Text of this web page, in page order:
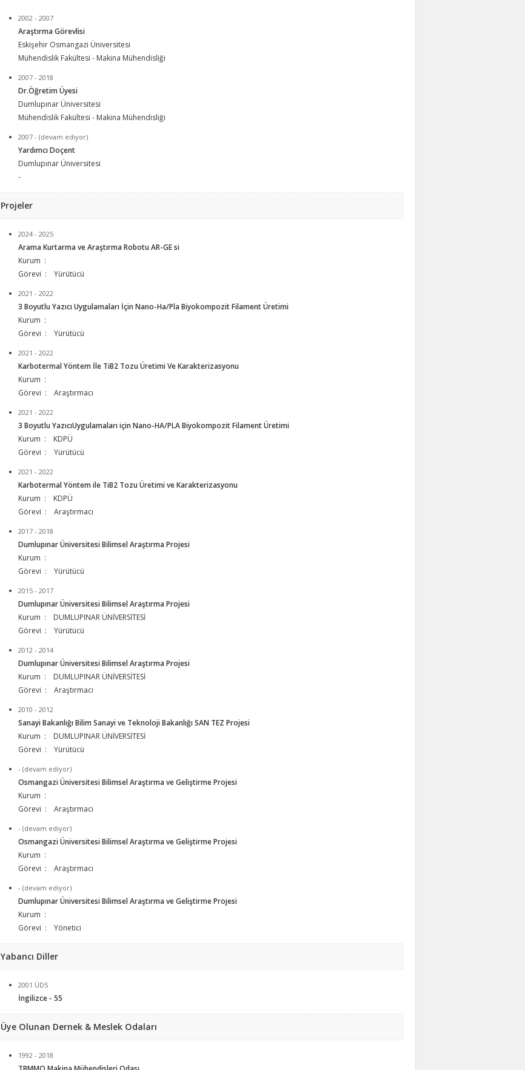
2002 - 2007
Araştırma Görevlisi
Eskişehir Osmangazi Üniversitesi
Mühendislik Fakültesi - Makina Mühendisliği
2007 - 2018
Dr.Öğretim Üyesi
Dumlupınar Üniversitesi
Mühendislik Fakültesi - Makina Mühendisliği
2007 - (devam ediyor)
Yardımcı Doçent
Dumlupınar Üniversitesi
-
Projeler
2024 - 2025
Arama Kurtarma ve Araştırma Robotu AR-GE si
Kurum :
Görevi : Yürütücü
2021 - 2022
3 Boyutlu Yazıcı Uygulamaları İçin Nano-Ha/Pla Biyokompozit Filament Üretimi
Kurum :
Görevi : Yürütücü
2021 - 2022
Karbotermal Yöntem İle TiB2 Tozu Üretimi Ve Karakterizasyonu
Kurum :
Görevi : Araştırmacı
2021 - 2022
3 Boyutlu YazıcıUygulamaları için Nano-HA/PLA Biyokompozit Filament Üretimi
Kurum : KDPÜ
Görevi : Yürütücü
2021 - 2022
Karbotermal Yöntem ile TiB2 Tozu Üretimi ve Karakterizasyonu
Kurum : KDPÜ
Görevi : Araştırmacı
2017 - 2018
Dumlupınar Üniversitesi Bilimsel Araştırma Projesi
Kurum :
Görevi : Yürütücü
2015 - 2017
Dumlupınar Üniversitesi Bilimsel Araştırma Projesi
Kurum : DUMLUPINAR ÜNİVERSİTESİ
Görevi : Yürütücü
2012 - 2014
Dumlupınar Üniversitesi Bilimsel Araştırma Projesi
Kurum : DUMLUPINAR ÜNİVERSİTESİ
Görevi : Araştırmacı
2010 - 2012
Sanayi Bakanlığı Bilim Sanayi ve Teknoloji Bakanlığı SAN TEZ Projesi
Kurum : DUMLUPINAR ÜNİVERSİTESİ
Görevi : Yürütücü
- (devam ediyor)
Osmangazi Üniversitesi Bilimsel Araştırma ve Geliştirme Projesi
Kurum :
Görevi : Araştırmacı
- (devam ediyor)
Osmangazi Üniversitesi Bilimsel Araştırma ve Geliştirme Projesi
Kurum :
Görevi : Araştırmacı
- (devam ediyor)
Dumlupınar Üniversitesi Bilimsel Araştırma ve Geliştirme Projesi
Kurum :
Görevi : Yönetici
Yabancı Diller
2001 ÜDS
İngilizce - 55
Üye Olunan Dernek & Meslek Odaları
1992 - 2018